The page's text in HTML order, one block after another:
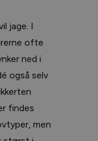
jage. I
ofte
ned i
også selv
findes
men